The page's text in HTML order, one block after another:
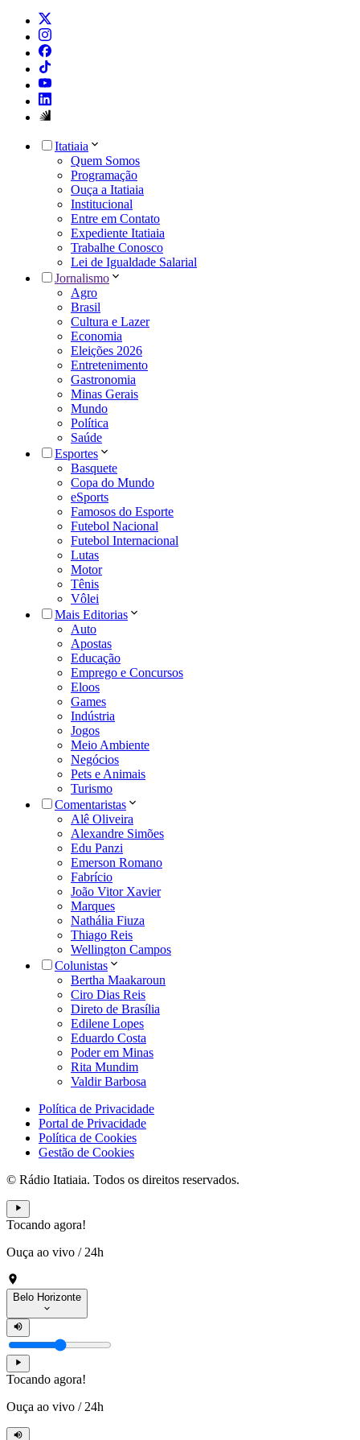
Itatiaia
Quem Somos
Programação
Ouça a Itatiaia
Institucional
Entre em Contato
Expediente Itatiaia
Trabalhe Conosco
Lei de Igualdade Salarial
Jornalismo
Agro
Brasil
Cultura e Lazer
Economia
Eleições 2026
Entretenimento
Gastronomia
Minas Gerais
Mundo
Política
Saúde
Esportes
Basquete
Copa do Mundo
eSports
Famosos do Esporte
Futebol Nacional
Futebol Internacional
Lutas
Motor
Tênis
Vôlei
Mais Editorias
Auto
Apostas
Educação
Emprego e Concursos
Eloos
Games
Indústria
Jogos
Meio Ambiente
Negócios
Pets e Animais
Turismo
Comentaristas
Alê Oliveira
Alexandre Simões
Edu Panzi
Emerson Romano
Fabrício
João Vitor Xavier
Marques
Nathália Fiuza
Thiago Reis
Wellington Campos
Colunistas
Bertha Maakaroun
Ciro Dias Reis
Direto de Brasília
Edilene Lopes
Eduardo Costa
Poder em Minas
Rita Mundim
Valdir Barbosa
Política de Privacidade
Portal de Privacidade
Política de Cookies
Gestão de Cookies
© Rádio Itatiaia. Todos os direitos reservados.
Tocando agora!
Ouça ao vivo / 24h
Belo Horizonte
Tocando agora!
Ouça ao vivo / 24h